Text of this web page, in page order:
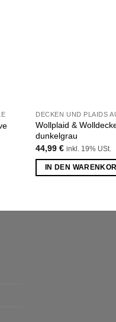
DECKEN UND PLAIDS
Wollplaid &
dunkelgrau
44,99€ inkl. 19% USt.
IN DEN